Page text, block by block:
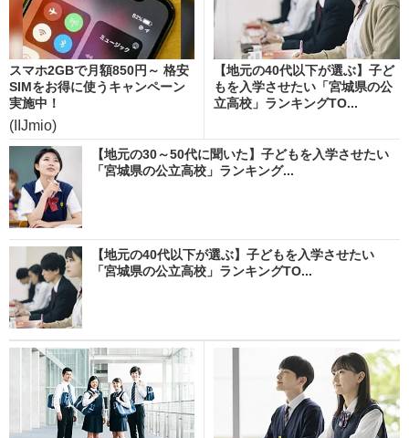
スマホ2GBで月額850円～ 格安
SIMをお得に使うキャンペーン
実施中！
(IIJmio)
【地元の40代以下が選ぶ】子ど
もを入学させたい「宮城県の公
立高校」ランキングTO...
【地元の30～50代に聞いた】子どもを入学させたい
「宮城県の公立高校」ランキング...
【地元の40代以下が選ぶ】子どもを入学させたい
「宮城県の公立高校」ランキングTO...